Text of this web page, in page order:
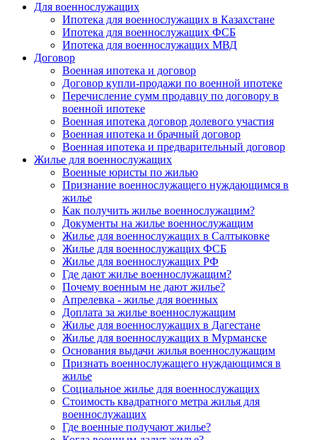
Для военнослужащих
Ипотека для военнослужащих в Казахстане
Ипотека для военнослужащих ФСБ
Ипотека для военнослужащих МВД
Договор
Военная ипотека и договор
Договор купли-продажи по военной ипотеке
Перечисление сумм продавцу по договору в
военной ипотеке
Военная ипотека договор долевого участия
Военная ипотека и брачный договор
Военная ипотека и предварительный договор
Жилье для военнослужащих
Военные юристы по жилью
Признание военнослужащего нуждающимся в
жилье
Как получить жилье военнослужащим?
Документы на жилье военнослужащим
Жилье для военнослужащих в Салтыковке
Жилье для военнослужащих ФСБ
Жилье для военнослужащих РФ
Где дают жилье военнослужащим?
Почему военным не дают жилье?
Апрелевка - жилье для военных
Доплата за жилье военнослужащим
Жилье для военнослужащих в Дагестане
Жилье для военнослужащих в Мурманске
Основания выдачи жилья военнослужащим
Признать военнослужащего нуждающимся в
жилье
Социальное жилье для военнослужащих
Стоимость квадратного метра жилья для
военнослужащих
Где военные получают жилье?